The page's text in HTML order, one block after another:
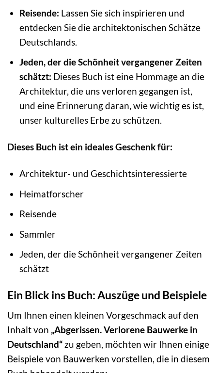
Reisende: Lassen Sie sich inspirieren und
entdecken Sie die architektonischen Schätze
Deutschlands.
Jeden, der die Schönheit vergangener Zeiten
schätzt: Dieses Buch ist eine Hommage an die
Architektur, die uns verloren gegangen ist,
und eine Erinnerung daran, wie wichtig es ist,
unser kulturelles Erbe zu schützen.
Dieses Buch ist ein ideales Geschenk für:
Architektur- und Geschichtsinteressierte
Heimatforscher
Reisende
Sammler
Jeden, der die Schönheit vergangener Zeiten
schätzt
Ein Blick ins Buch: Auszüge und Beispiele
Um Ihnen einen kleinen Vorgeschmack auf den
Inhalt von „Abgerissen. Verlorene Bauwerke in
Deutschland“ zu geben, möchten wir Ihnen einige
Beispiele von Bauwerken vorstellen, die in diesem